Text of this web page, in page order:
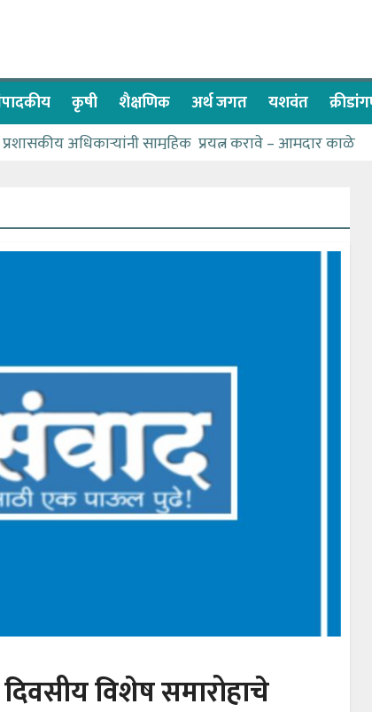
कृषी शैक्षणिक अर्थ जगत यशवंत
प्रशासकीय अधिकाऱ्यांनी सामुहिक प्रयत्न करावे – आमदार काळे
विशेष समारोहाचे